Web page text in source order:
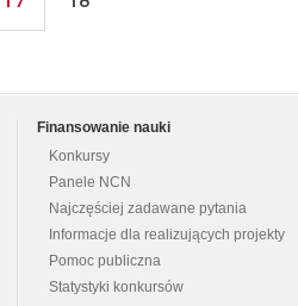
Finansowanie nauki
Konkursy
Panele NCN
Najczęściej zadawane pytania
Informacje dla realizujących projekty
Pomoc publiczna
Statystyki konkursów